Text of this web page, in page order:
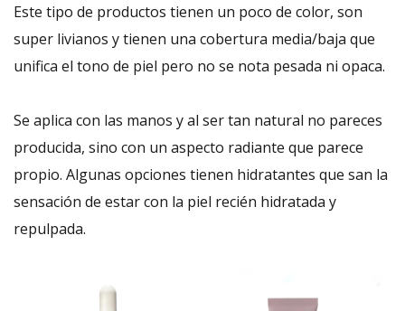
Este tipo de productos tienen un poco de color, son
super livianos y tienen una cobertura media/baja que
unifica el tono de piel pero no se nota pesada ni opaca.
Se aplica con las manos y al ser tan natural no pareces
producida, sino con un aspecto radiante que parece
propio. Algunas opciones tienen hidratantes que san la
sensación de estar con la piel recién hidratada y
repulpada.